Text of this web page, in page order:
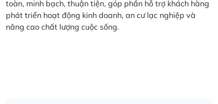
toàn, minh bạch, thuận tiện, góp phần hỗ trợ khách hàng
phát triển hoạt động kinh doanh, an cư lạc nghiệp và
nâng cao chất lượng cuộc sống.